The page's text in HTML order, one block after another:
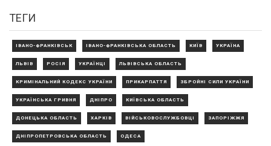
ТЕГИ
ІВАНО-ФРАНКІВСЬК ІВАНО-ФРАНКІВСЬКА ОБЛАСТЬ КИЇВ УКРАЇНА
ЛЬВІВ РОСІЯ УКРАЇНЦІ ЛЬВІВСЬКА ОБЛАСТЬ
КРИМІНАЛЬНИЙ КОДЕКС УКРАЇНИ ПРИКАРПАТТЯ ЗБРОЙНІ СИЛИ УКРАЇНИ
УКРАЇНСЬКА ГРИВНЯ ДНІПРО КИЇВСЬКА ОБЛАСТЬ
ДОНЕЦЬКА ОБЛАСТЬ ХАРКІВ ВІЙСЬКОВОСЛУЖБОВЦІ ЗАПОРІЖЖЯ
ДНІПРОПЕТРОВСЬКА ОБЛАСТЬ ОДЕСА